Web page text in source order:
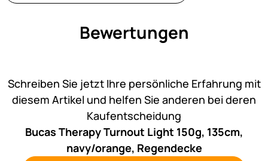
Bewertungen
Schreiben Sie jetzt Ihre persönliche Erfahrung mit
diesem Artikel und helfen Sie anderen bei deren
Kaufentscheidung
Bucas Therapy Turnout Light 150g, 135cm,
navy/orange, Regendecke